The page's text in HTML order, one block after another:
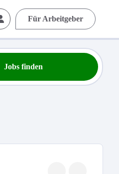
Für Arbeitgeber
Jobs finden